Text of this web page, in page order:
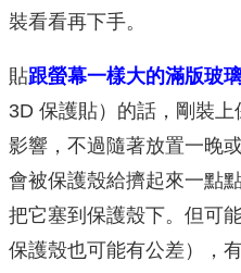
裝看看再下手。
貼跟螢幕一樣大的滿版玻
3D 保護貼）的話，剛裝
影響，不過隨著放置一晚
會被保護殼給擠起來一點
把它塞到保護殼下。但可
保護殼也可能有公差），